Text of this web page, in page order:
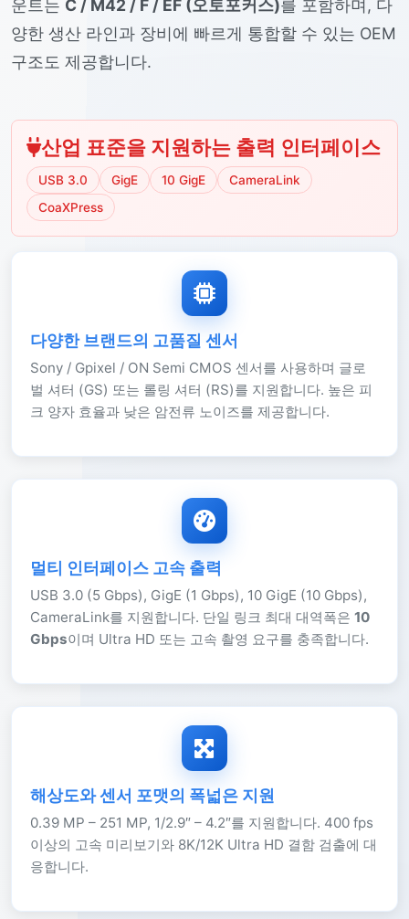
운트는 C / M42 / F / EF (오토포커스)를 포함하며, 다
양한 생산 라인과 장비에 빠르게 통합할 수 있는 OEM
구조도 제공합니다.
산업 표준을 지원하는 출력 인터페이스
USB 3.0 GigE 10 GigE
CameraLink
CoaXPress
다양한 브랜드의 고품질 센서
Sony / Gpixel / ON Semi CMOS 센서를 사용하며 글로
벌 셔터 (GS) 또는 롤링 셔터 (RS)를 지원합니다. 높은 피
크 양자 효율과 낮은 암전류 노이즈를 제공합니다.
멀티 인터페이스 고속 출력
USB 3.0 (5 Gbps), GigE (1 Gbps), 10 GigE (10 Gbps),
CameraLink를 지원합니다. 단일 링크 최대 대역폭은 10
Gbps이며 Ultra HD 또는 고속 촬영 요구를 충족합니다.
해상도와 센서 포맷의 폭넓은 지원
0.39 MP – 251 MP, 1/2.9″ – 4.2″를 지원합니다. 400 fps
이상의 고속 미리보기와 8K/12K Ultra HD 결함 검출에 대
응합니다.